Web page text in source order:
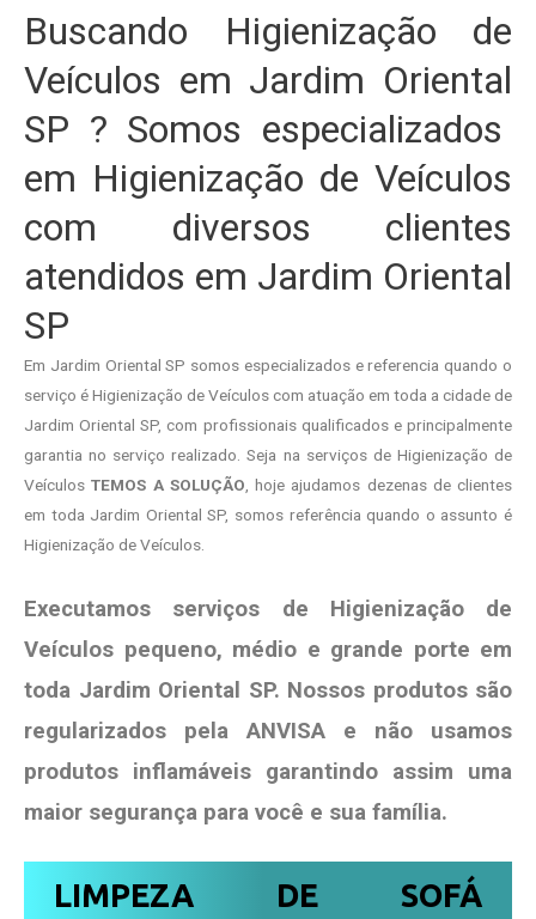
Buscando Higienização de
Veículos em Jardim Oriental
SP ? Somos especializados
em Higienização de Veículos
com diversos clientes
atendidos em Jardim Oriental
SP
Em Jardim Oriental SP somos especializados e referencia quando o
serviço é Higienização de Veículos com atuação em toda a cidade de
Jardim Oriental SP, com profissionais qualificados e principalmente
garantia no serviço realizado. Seja na serviços de Higienização de
VeículosTEMOS A SOLUÇÃO , hoje ajudamos dezenas de clientes
em toda Jardim Oriental SP, somos referência quando o assunto é
Higienização de Veículos.
Executamos serviços de Higienização de
Veículos pequeno, médio e grande porte em
toda Jardim Oriental SP. Nossos produtos são
regularizados pela ANVISA e não usamos
produtos inflamáveis garantindo assim uma
maior segurança para você e sua família.
LIMPEZA DE SOFÁ